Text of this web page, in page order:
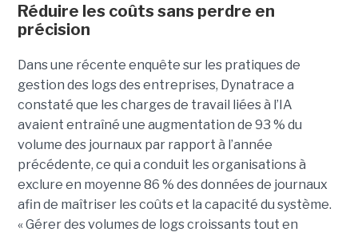
Réduire les coûts sans perdre en
précision
Dans une récente enquête sur les pratiques de
gestion des logs des entreprises, Dynatrace a
constaté que les charges de travail liées à l’IA
avaient entraîné une augmentation de 93 % du
volume des journaux par rapport à l’année
précédente, ce qui a conduit les organisations à
exclure en moyenne 86 % des données de journaux
afin de maîtriser les coûts et la capacité du système.
« Gérer des volumes de logs croissants tout en